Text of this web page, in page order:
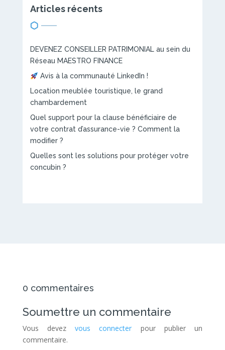
Articles récents
DEVENEZ CONSEILLER PATRIMONIAL au sein du
Réseau MAESTRO FINANCE
Avis à la communauté LinkedIn !
Location meublée touristique, le grand
chambardement
Quel support pour la clause bénéficiaire de
votre contrat d’assurance-vie ? Comment la
modifier ?
Quelles sont les solutions pour protéger votre
concubin ?
0 commentaires
Soumettre un commentaire
Vous devezvous connecter pour publier un
commentaire.